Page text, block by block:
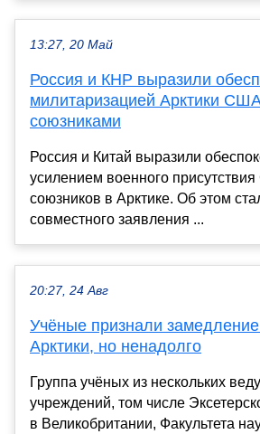
13:27, 20 Май
Россия и КНР выразили
милитаризацией Арктики
союзниками
Россия и Китай выразили
усилением военного
союзников в Арктике. Об этом
совместного заявления ...
20:27, 24 Авг
Учёные признали
Арктики, но ненадолго
Группа учёных из нескольких
учреждений, том числе
в Великобритании, Факультета